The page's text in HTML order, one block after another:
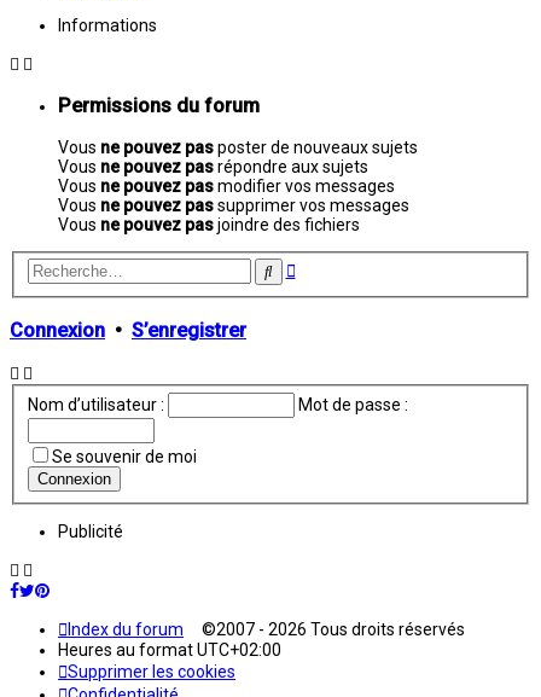
Informations
Permissions du forum
Vous ne pouvez pasposter de nouveaux sujets
Vous ne pouvez pasrépondre aux sujets
Vous ne pouvez pasmodifier vos messages
Vous ne pouvez passupprimer vos messages
Vous ne pouvez pasjoindre des fichiers
Rechercher
Recherche
Connexion • S’enregistrer
Nom d’utilisateur : Mot de passe :
Se souvenir de moi
Publicité
Index du forum ©2007 - 2026 Tous droits réservés
Heures au formatUTC+02:00
Supprimer les cookies